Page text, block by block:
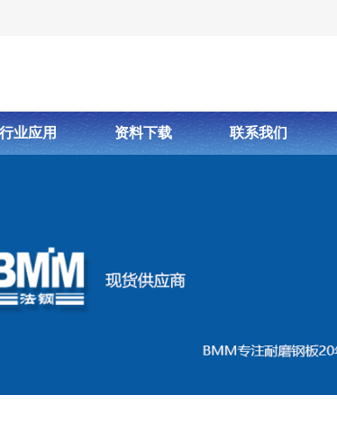
行业应用 资料下载 联系我们